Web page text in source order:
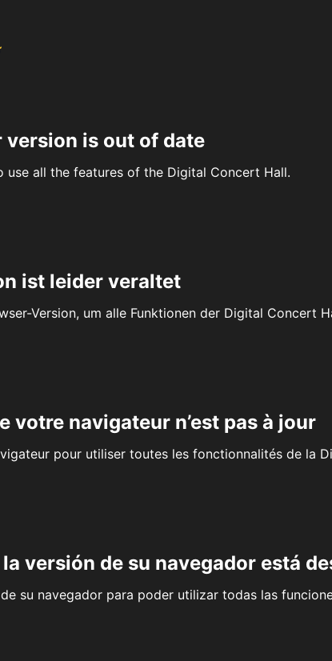
version is out of date
use all the features of the Digital Concert Hall.
ist leider veraltet
Version, um alle Funktionen der Digital Concert
votre navigateur n’est pas à jour
pour utiliser toutes les fonctionnalités de la
versión de su navegador está
su navegador para poder utilizar todas las